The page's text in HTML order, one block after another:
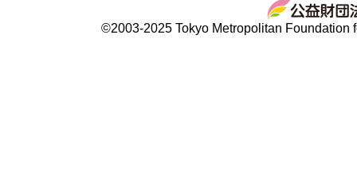
©2003-2025 Tokyo Metropolitan